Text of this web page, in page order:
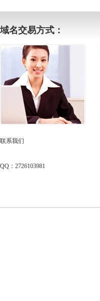
域名交易方式：
联系我们
QQ：2726103981